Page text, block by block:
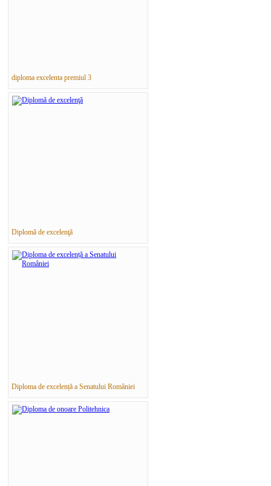
diploma excelenta premiul 3
Diplomă de excelenţă
Diploma de excelență a Senatului României